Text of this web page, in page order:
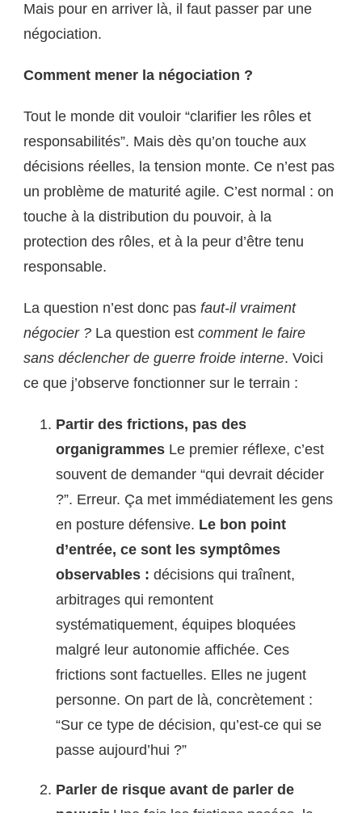
Mais pour en arriver là, il faut passer par une
négociation.
Comment mener la négociation ?
Tout le monde dit vouloir “clarifier les rôles et
responsabilités”. Mais dès qu’on touche aux
décisions réelles, la tension monte. Ce n’est pas
un problème de maturité agile. C’est normal : on
touche à la distribution du pouvoir, à la
protection des rôles, et à la peur d’être tenu
responsable.
La question n’est donc pas faut-il vraiment
négocier ? La question est comment le faire
sans déclencher de guerre froide interne. Voici
ce que j’observe fonctionner sur le terrain :
Partir des frictions, pas des
organigrammes Le premier réflexe, c’est
souvent de demander “qui devrait décider
?”. Erreur. Ça met immédiatement les gens
en posture défensive. Le bon point
d’entrée, ce sont les symptômes
observables : décisions qui traînent,
arbitrages qui remontent
systématiquement, équipes bloquées
malgré leur autonomie affichée. Ces
frictions sont factuelles. Elles ne jugent
personne. On part de là, concrètement :
“Sur ce type de décision, qu’est-ce qui se
passe aujourd’hui ?”
Parler de risque avant de parler de